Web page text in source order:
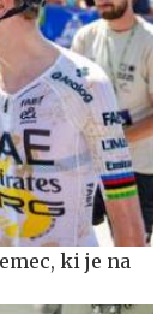
ki je na